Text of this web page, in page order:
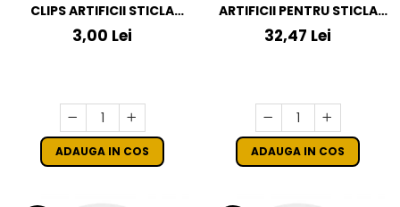
CLIPS ARTIFICII STICLA
SAMPANIE
3,00 Lei
ADAUGA IN COS
ARTIFICII PENTRU STICLA
SAMPANIE SET 8 BUC(6
ARTIFICII+2CLEME)
32,47 Lei
ADAUGA IN COS